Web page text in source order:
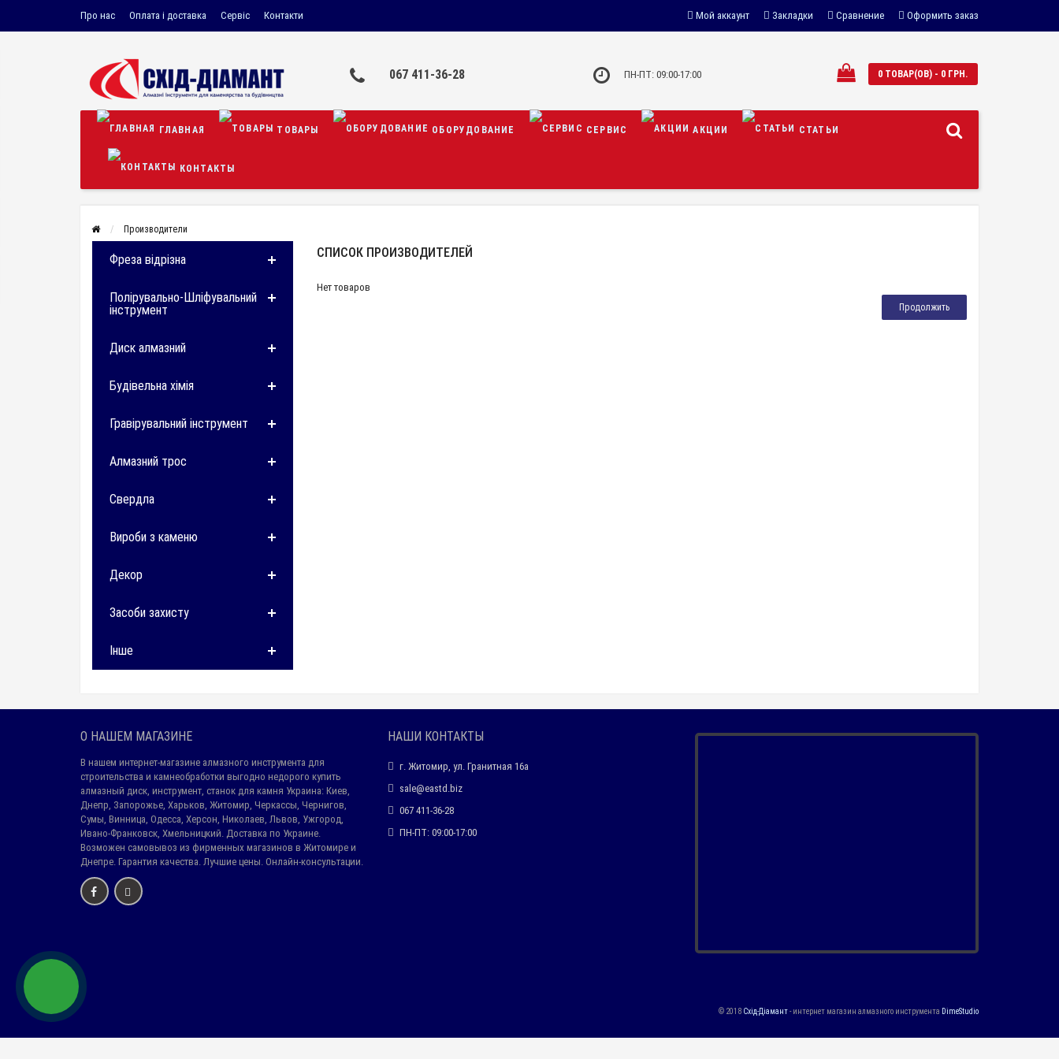
Про нас Оплата і доставка Сервіс Контакти Мой аккаунт Закладки Сравнение Оформить заказ
067 411-36-28 ПН-ПТ: 09:00-17:00 0 ТОВАР(ОВ) - 0 ГРН.
ГЛАВНАЯ ТОВАРЫ ОБОРУДОВАНИЕ СЕРВИС АКЦИИ СТАТЬИ
КОНТАКТЫ
Производители
Фреза відрізна
Полірувально-Шліфувальний
інструмент
Диск алмазний
Будівельна хімія
Гравірувальний інструмент
Алмазний трос
Свердла
Вироби з каменю
Декор
Засоби захисту
Інше
СПИСОК ПРОИЗВОДИТЕЛЕЙ
Нет товаров
Продолжить
О НАШЕМ МАГАЗИНЕ
В нашем интернет-магазине алмазного инструмента для
строительства и камнеобработки выгодно недорого купить
алмазный диск, инструмент, станок для камня Украина: Киев,
Днепр, Запорожье, Харьков, Житомир, Черкассы, Чернигов,
Сумы, Винница, Одесса, Херсон, Николаев, Львов, Ужгород,
Ивано-Франковск, Хмельницкий. Доставка по Украине.
Возможен самовывоз из фирменных магазинов в Житомире и
Днепре. Гарантия качества. Лучшие цены. Онлайн-консультации.
НАШИ КОНТАКТЫ
г. Житомир, ул. Гранитная 16а
sale@eastd.biz
067 411-36-28
ПН-ПТ: 09:00-17:00
© 2018 Схід-Діамант- интернет магазин алмазного инструмента DimeStudio